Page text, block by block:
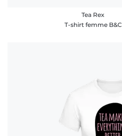
Tea Rex
T-shirt femme B&C